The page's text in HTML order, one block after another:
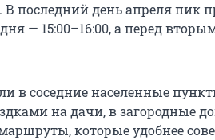
последний день апреля пик
— 15:00–16:00, а перед
в соседние населенные
на дачи, в загородные
которые удобнее